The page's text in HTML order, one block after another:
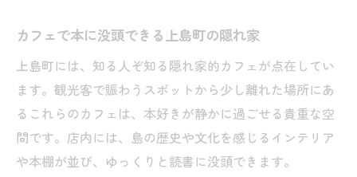
カフェで本に没頭できる上島町の隠れ家
上島町には、知る人ぞ知る隠れ家的カフェが点在してい
ます。観光客で賑わうスポットから少し離れた場所にあ
るこれらのカフェは、本好きが静かに過ごせる貴重な空
間です。店内には、島の歴史や文化を感じるインテリア
や本棚が並び、ゆっくりと読書に没頭できます。